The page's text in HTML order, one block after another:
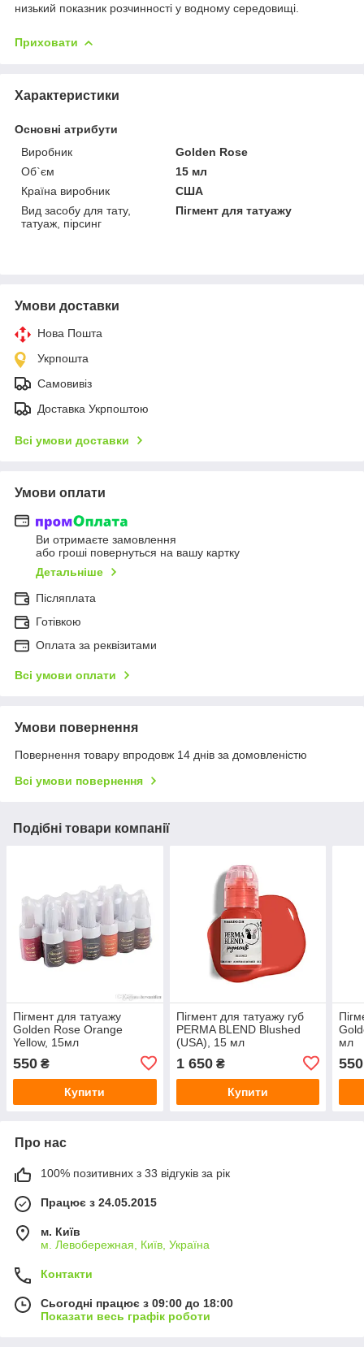
низький показник розчинності у водному середовищі.
Приховати
Характеристики
Основні атрибути
Виробник
Golden Rose
Об`єм
15 мл
Країна виробник
США
Вид засобу для тату,
татуаж, пірсинг
Пігмент для татуажу
Умови доставки
Нова Пошта
Укрпошта
Самовивіз
Доставка Укрпоштою
Всі умови доставки
Умови оплати
Ви отримаєте замовлення
або гроші повернуться на вашу картку
Детальніше
Післяплата
Готівкою
Оплата за реквізитами
Всі умови оплати
Умови повернення
Повернення товару впродовж 14 днів за домовленістю
Всі умови повернення
Подібні товари компанії
Пігмент для татуажу
Golden Rose Orange
Yellow, 15мл
550 ₴
Купити
Пігмент для татуажу губ
PERMA BLEND Blushed
(USA), 15 мл
1 650₴
Купити
мл
550
Про нас
100% позитивних з 33 відгуків за рік
Працює з 24.05.2015
м. Київ
м. Левобережная, Київ, Україна
Контакти
Сьогодні працює з 09:00 до 18:00
Показати весь графік роботи